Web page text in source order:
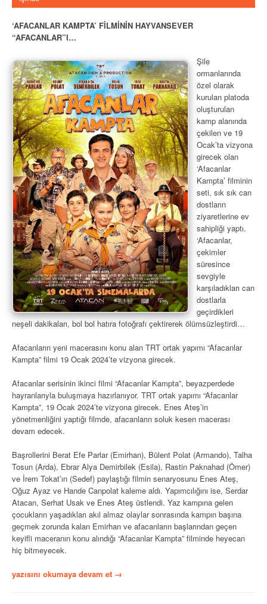
‘AFACANLAR KAMPTA’ FİLMİNİN HAYVANSEVER
“AFACANLAR”I…
Şile
ormanlarında
özel olarak
kurulan platoda
oluşturulan
kamp alanında
çekilen ve 19
Ocak’ta vizyona
girecek olan
‘Afacanlar
Kampta’ filminin
seti, sık sık can
dostların
ziyaretlerine ev
sahipliği yaptı.
‘Afacanlar,
çekimler
süresince
sevgiyle
karşıladıkları can
dostlarla
geçirdikleri
neşeli dakikaları, bol bol hatıra fotoğrafı çektirerek ölümsüzleştirdi…
Afacanların yeni macerasını konu alan TRT ortak yapımı “Afacanlar
Kampta” filmi 19 Ocak 2024’te vizyona girecek.
Afacanlar serisinin ikinci filmi “Afacanlar Kampta”, beyazperdede
hayranlarıyla buluşmaya hazırlanıyor. TRT ortak yapımı “Afacanlar
Kampta”, 19 Ocak 2024’te vizyona girecek. Enes Ateş’in
yönetmenliğini yaptığı filmde, afacanların soluk kesen macerası
devam edecek.
Başrollerini Berat Efe Parlar (Emirhan), Bülent Polat (Armando), Talha
Tosun (Arda), Ebrar Alya Demirbilek (Esila), Rastin Paknahad (Ömer)
ve İrem Tokat’ın (Sedef) paylaştığı filmin senaryosunu Enes Ateş,
Oğuz Ayaz ve Hande Canpolat kaleme aldı. Yapımcılığını ise, Serdar
Atacan, Serhat Usak ve Enes Ateş üstlendi. Yaz kampına gelen
çocukların yaşadıkları akıl almaz olaylar sonrasında kampın başına
geçmek zorunda kalan Emirhan ve afacanların başlarından geçen
keyifli maceranın konu alındığı “Afacanlar Kampta” filminde heyecan
hiç bitmeyecek.
“Afacanlar
yazısını okumaya devam et →